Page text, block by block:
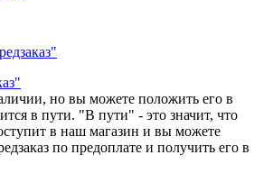
но вы можете положить его в
в пути. "В пути" - это значит, что
в наш магазин и вы можете
по предоплате и получить его в